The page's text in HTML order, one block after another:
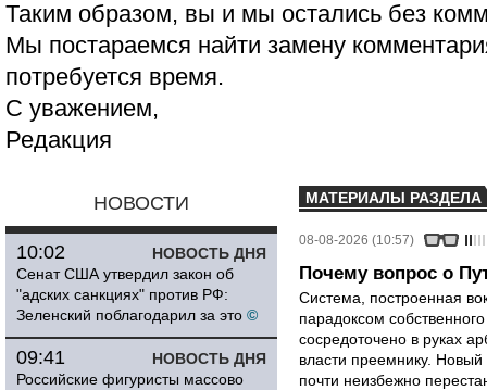
Таким образом, вы и мы остались без
Мы постараемся найти замену
потребуется время.
С уважением,
Редакция
НОВОСТИ
НОВОСТЬ ДНЯ
10:02
Сенат США утвердил закон об
"адских санкциях" против РФ:
Зеленский поблагодарил за это ©
НОВОСТЬ ДНЯ
09:41
Российские фигуристы массово
МАТЕРИАЛЫ РАЗДЕЛА
08-08-2026 (10:57)
Почему вопрос о
Система, построенная
парадоксом
сосредоточено в руках
власти преемнику.
почти неизбежно